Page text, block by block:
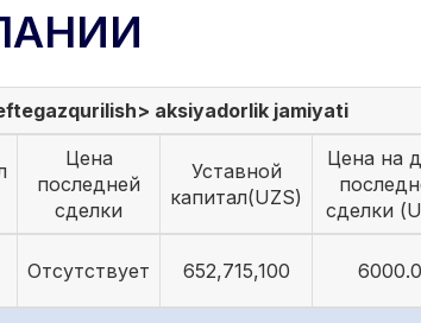
aksiyadorlik jamiyati
Цена
последней
сделки
Уставной
капитал(UZS)
Цена на
сделки
Отсутствует 652,715,100 6000.0